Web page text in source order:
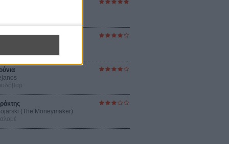
(The Moneymaker)